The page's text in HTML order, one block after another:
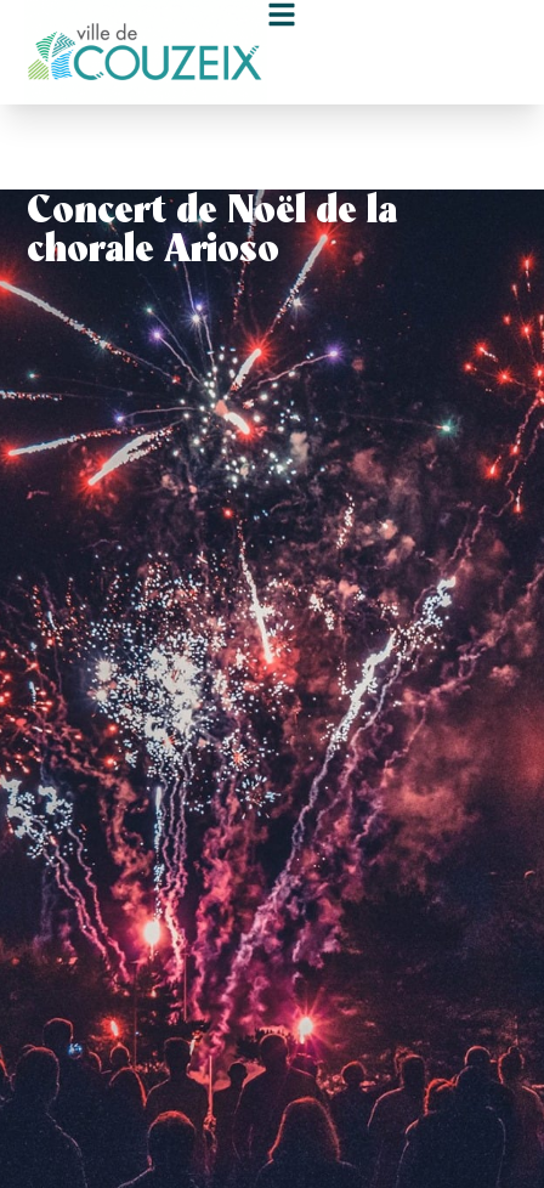
Concert de Noël de la
chorale Arioso